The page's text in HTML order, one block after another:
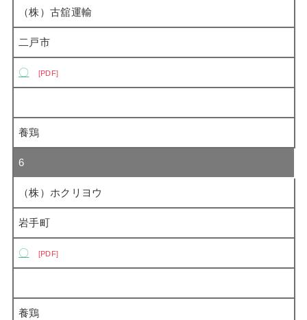
（株）古舘運輸
二戸市
〇 PDF
養鶏
6
（株）ホクリヨウ
岩手町
〇 PDF
養鶏